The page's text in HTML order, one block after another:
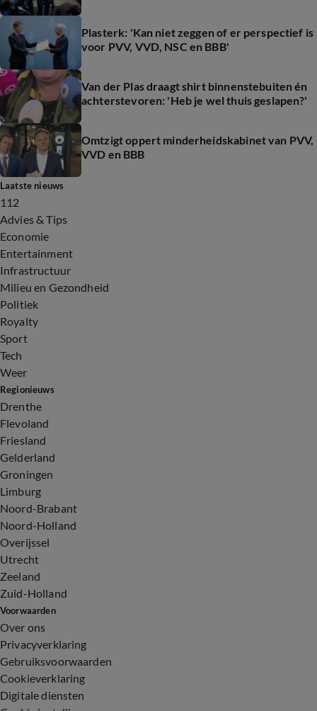
Plasterk: 'Kan niet zeggen of er perspectief is
voor PVV, VVD, NSC en BBB'
Van der Plas draagt shirt binnenstebuiten én
achterstevoren: 'Heb je wel thuis geslapen?'
Omtzigt oppert minderheidskabinet van PVV,
VVD en BBB
Laatste nieuws
112
Advies & Tips
Economie
Entertainment
Infrastructuur
Milieu en Gezondheid
Politiek
Royalty
Sport
Tech
Weer
Regionieuws
Drenthe
Flevoland
Friesland
Gelderland
Groningen
Limburg
Noord-Brabant
Noord-Holland
Overijssel
Utrecht
Zeeland
Zuid-Holland
Voorwaarden
Over ons
Privacyverklaring
Gebruiksvoorwaarden
Cookieverklaring
Digitale diensten